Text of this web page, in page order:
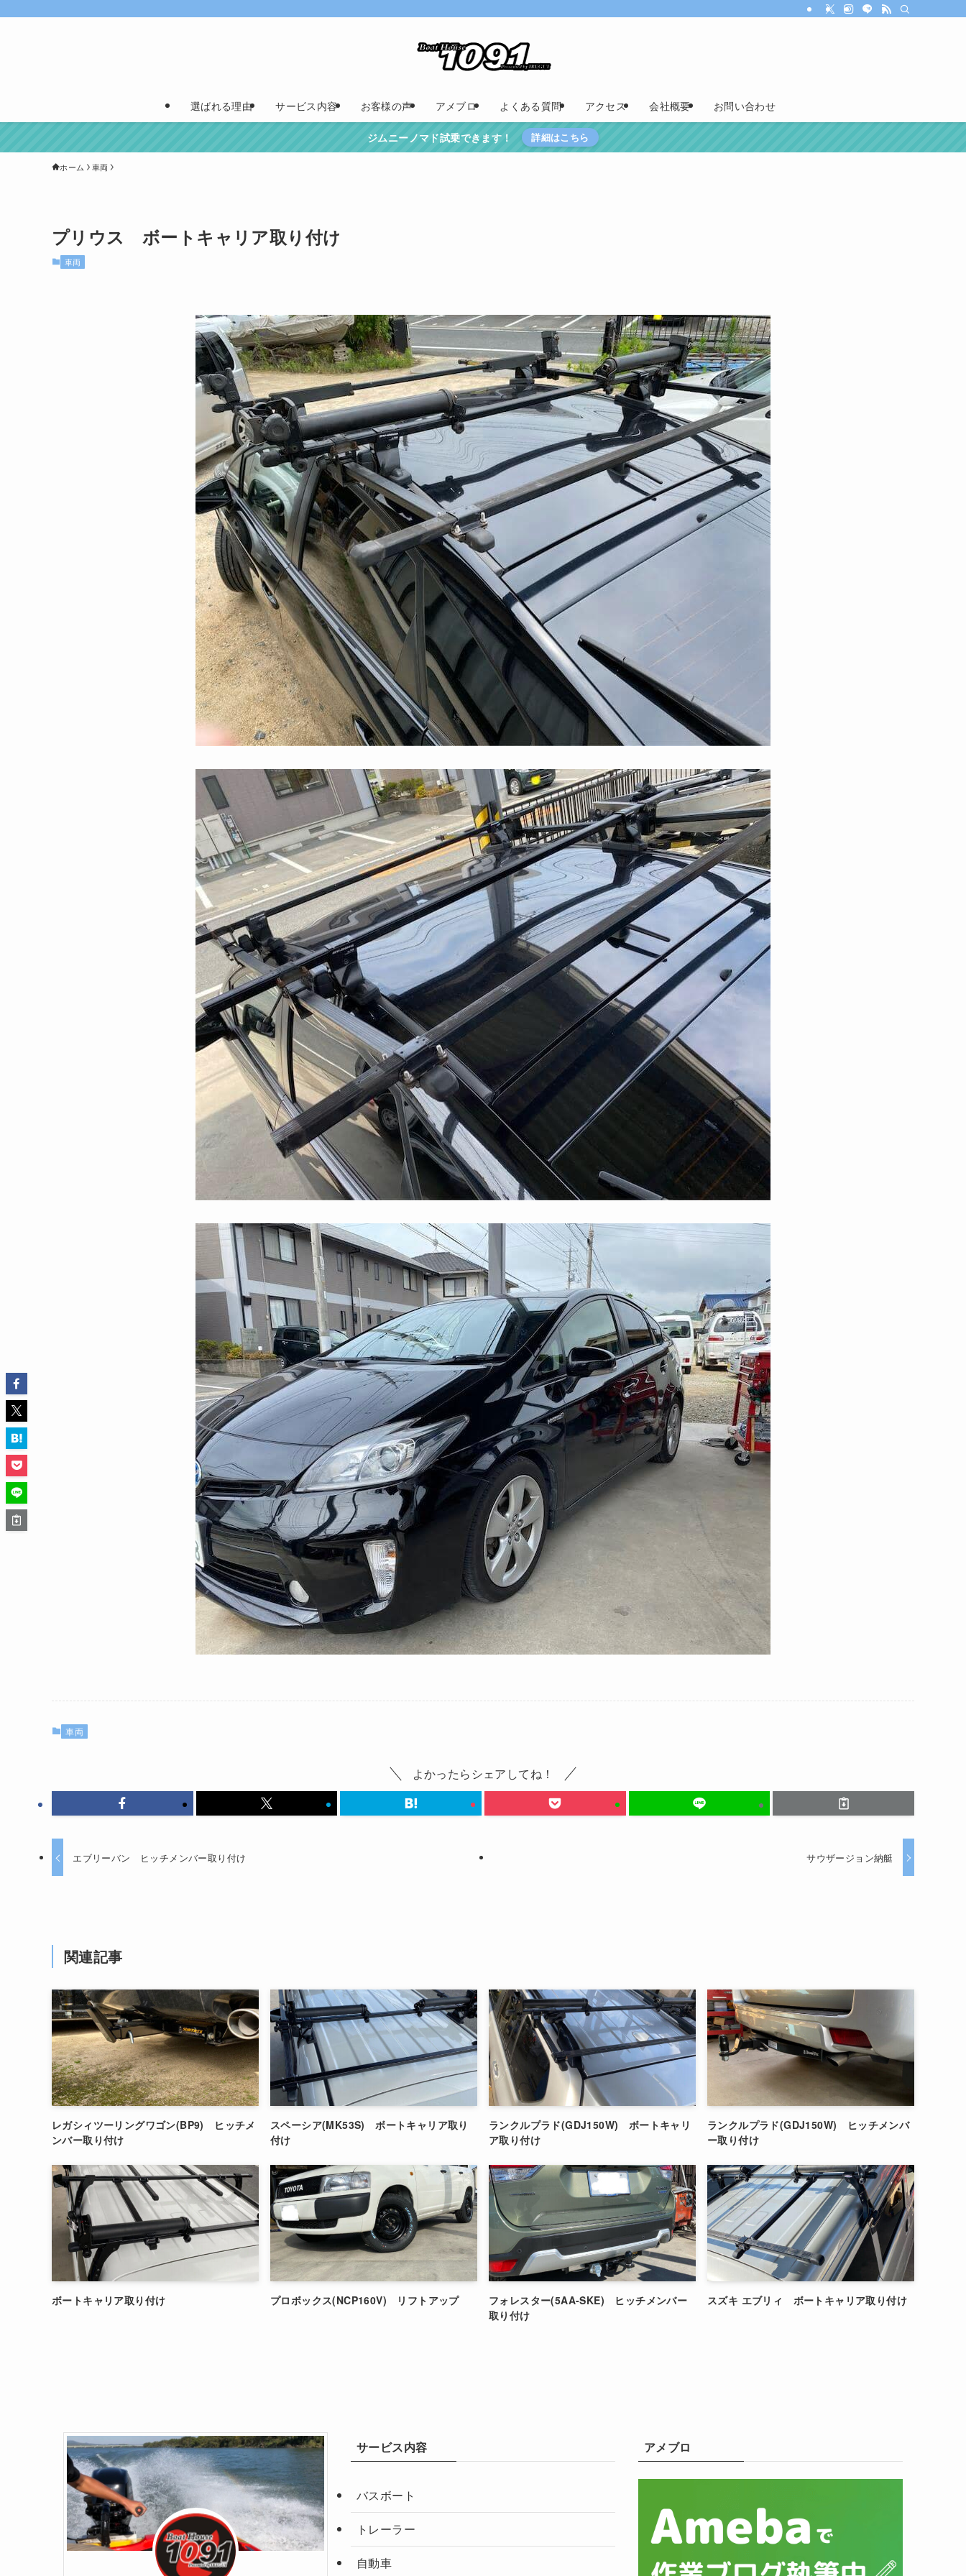
選ばれる理由 サービス内容 お客様の声 アメブロ よくある質問 アクセス 会社概要 お問い合わせ
ジムニーノマド試乗できます！ 詳細はこちら
ホーム 車両
プリウス ボートキャリア取り付け
車両
車両
よかったらシェアしてね！
エブリーバン ヒッチメンバー取り付け サウザージョン納艇
関連記事
レガシィツーリングワゴン(BP9) ヒッチメ
ンバー取り付け
スペーシア(MK53S) ボートキャリア取り
付け
ランクルプラド(GDJ150W) ボートキャリ
ア取り付け
ランクルプラド(GDJ150W) ヒッチメンバ
ー取り付け
ボートキャリア取り付け プロボックス(NCP160V) リフトアップ
フォレスター(5AA-SKE) ヒッチメンバー
取り付け
スズキ エブリィ ボートキャリア取り付け
サービス内容
バスボート
トレーラー
自動車
アメブロ